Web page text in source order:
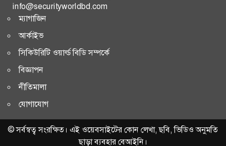
রাজধানীর আরও ৫০ স্থানে স্বয়ংক্রিয় ট্রাফিক সিগন্যাল চালুর
নির্দেশ প্রধানমন্ত্রীর
পূর্ণমাত্রায় অভিযানের হুঁশিয়ারি ইরানের
গাজায় ইসরায়েলি হামলা, নিহত অন্তত ১৪
চট্টগ্রাম বিভাগ ছাড়া সারা দেশে এইচএসসি পরীক্ষা চলবে: শিক্ষা
info@securityworldbd.com
ম্যাগাজিন
আর্কাইভ
সিকিউরিটি ওয়ার্ল্ড বিডি সম্পর্কে
বিজ্ঞাপন
নীতিমালা
যোগাযোগ
© সর্বস্বত্ব সংরক্ষিত। এই ওয়েবসাইটের কোন লেখা, ছবি, ভিডিও অনুমতি
ছাড়া ব্যবহার বেআইনি।